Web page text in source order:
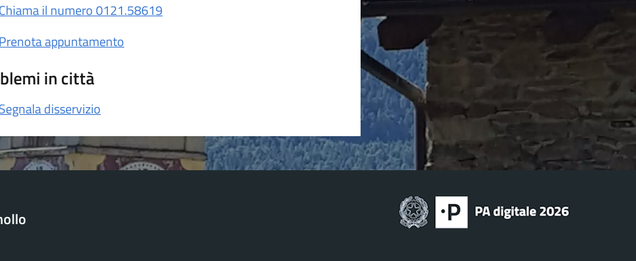
il numero 0121.58619
appuntamento
in città
disservizio